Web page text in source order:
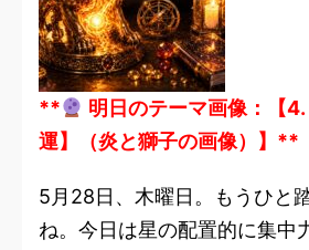
**
明日のテーマ画像：【
運】（炎と獅子の画像）】**
5月28日、木曜日。もうひと
ね。今日は星の配置的に集中